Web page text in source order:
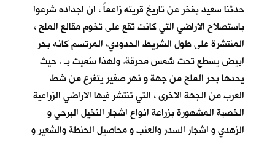
حدثنا سعيد بفخر عن تاريخ قريته زاعماً ، ان اجداده شرعوا
باستصلاح الاراضي التي كانت تقع على تخوم مقالع الملح ،
المنتشرة على طول الشريط الحدودي، المرتسم كانه بحر
ابيض يسطع تحت شمس محرقة. ولهذا سُميت بـ. حيث
يحدها بحر الملح من جهة و نهر صغير يتفرع من شط
العرب من الجهة الاخرى ، التي تنتشر فيها الاراضي الزراعية
الخصبة المشهورة بزراعة انواع اشجار النخيل البرحي و
الزهدي و اشجار السدر والعنب و محاصيل الحنطة والشعير و